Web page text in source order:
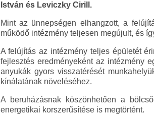
István és Leviczky Cirill.
Mint az ünnepségen elhangzott, a
működő intézmény teljesen megújult, és
A felújítás az intézmény teljes épületét
fejlesztés eredményeként az intézmény
anyukák gyors visszatérését
kínálatának növeléséhez.
A beruházásnak köszönhetően a
energetikai korszerűsítése is megtörtént.